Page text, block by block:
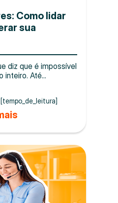
Como lidar
sua
diz que é impossível
inteiro. Até...